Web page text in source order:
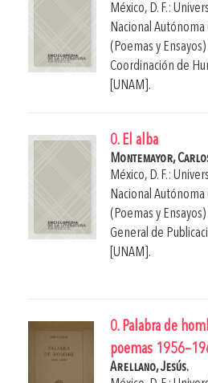
México, D. F.:
Nacional
(Poemas y Ensayos)
Coordinación de
[UNAM].
0. El alba
Montemayor,
México, D. F.:
Nacional
(Poemas y
General de
[UNAM].
0. Palabra de
poemas
Arellano, Jesús.